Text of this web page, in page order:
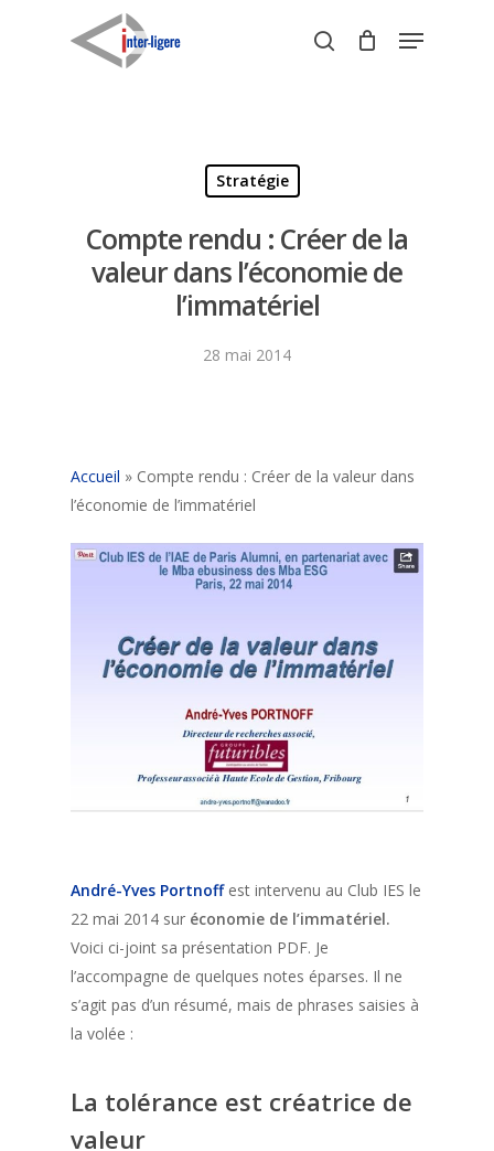
search
Menu
Stratégie
Compte rendu : Créer de la
valeur dans l’économie de
l’immatériel
28 mai 2014
Accueil » Compte rendu : Créer de la valeur dans
l’économie de l’immatériel
André-Yves Portnoff est intervenu au Club IES le
22 mai 2014 sur économie de l’immatériel.
Voici ci-joint sa présentation PDF. Je
l’accompagne de quelques notes éparses. Il ne
s’agit pas d’un résumé, mais de phrases saisies à
la volée :
La tolérance est créatrice de
valeur